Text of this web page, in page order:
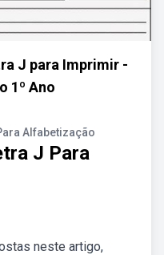
J para Imprimir -
1º Ano
Alfabetização
J Para
neste artigo,